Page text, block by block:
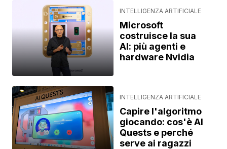
INTELLIGENZA ARTIFICIALE
Microsoft
costruisce la sua
AI: più agenti e
hardware Nvidia
INTELLIGENZA ARTIFICIALE
Capire l'algoritmo
giocando: cos'è AI
Quests e perché
serve ai ragazzi